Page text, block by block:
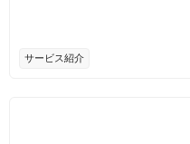
サービス紹介